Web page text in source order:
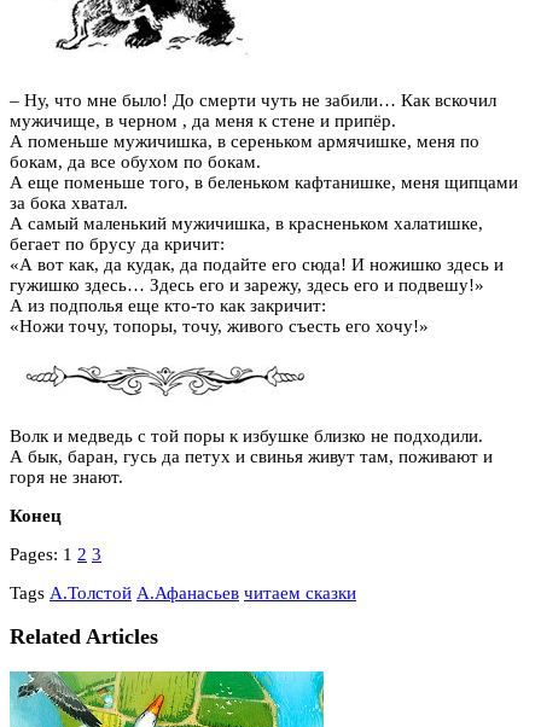
– Ну, что мне было! До смерти чуть не забили… Как вскочил
мужичище, в черном , да меня к стене и припёр.
А поменьше мужичишка, в сереньком армячишке, меня по
бокам, да все обухом по бокам.
А еще поменьше того, в беленьком кафтанишке, меня щипцами
за бока хватал.
А самый маленький мужичишка, в красненьком халатишке,
бегает по брусу да кричит:
«А вот как, да кудак, да подайте его сюда! И ножишко здесь и
гужишко здесь… Здесь его и зарежу, здесь его и подвешу!»
А из подполья еще кто-то как закричит:
«Ножи точу, топоры, точу, живого съесть его хочу!»
Волк и медведь с той поры к избушке близко не подходили.
А бык, баран, гусь да петух и свинья живут там, поживают и
горя не знают.
Конец
Pages: 1 2 3
Tags А.Толстой А.Афанасьев читаем сказки
Related Articles